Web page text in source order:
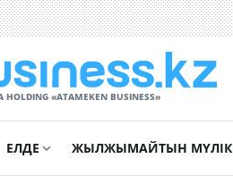
HOLDING «ATAMEKЕN BUSINESS»
ЕЛДЕ ЖЫЛЖЫМАЙТЫН МҮЛІК